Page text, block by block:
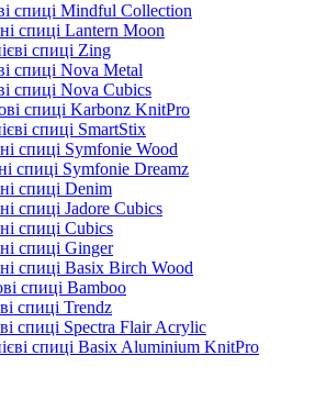
спиці Mindful Collection
спиці Lantern Moon
спиці Zing
спиці Nova Metal
спиці Nova Cubics
спиці Karbonz KnitPro
спиці SmartStix
спиці Symfonie Wood
спиці Symfonie Dreamz
спиці Denim
спиці Jadore Cubics
спиці Cubics
спиці Ginger
спиці Basix Birch Wood
спиці Bamboo
спиці Trendz
спиці Spectra Flair Acrylic
спиці Basix Aluminium KnitPro